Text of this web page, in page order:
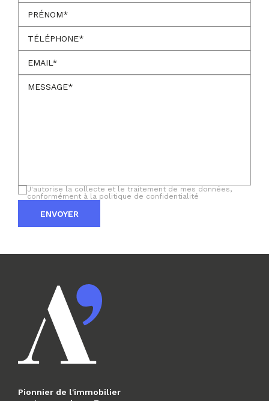
J'autorise la collecte et le traitement de mes données,
conformément à la politique de confidentialité
ENVOYER
Pionnier de l'immobilier